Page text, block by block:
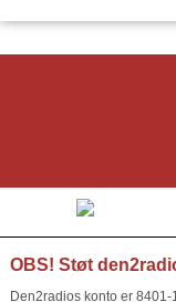
OBS! Støt
Den2radios konto er